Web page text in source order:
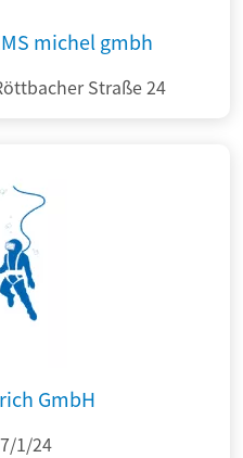
michel gmbh
Straße 24
GmbH
1/24